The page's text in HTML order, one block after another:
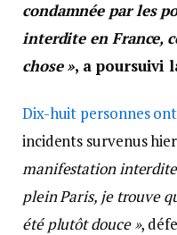
condamnée par les
interdite en France,
chose », a poursuivi
Dix-huit personnes
incidents survenus
manifestation
plein Paris, je trouve
été plutôt douce »,